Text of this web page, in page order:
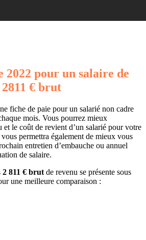
2022 pour un salaire de
2811 € brut
fiche de paie pour un salarié non cadre
mois. Vous pourrez mieux
et le coût de revient d’un salarié pour votre
permettra également de mieux vous
entretien d’embauche ou annuel
de salaire.
2 811 € brut de revenu se présente sous
une meilleure comparaison :